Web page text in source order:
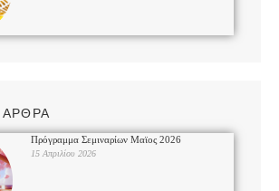
ΑΡΘΡΑ
Πρόγραμμα Σεμιναρίων Μαϊος 2026
15 Απριλίου 2026